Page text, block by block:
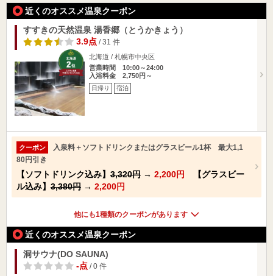
近くのオススメ温泉クーポン
すすきの天然温泉 湯香郷（とうかきょう）
3.9点/ 31 件
北海道 / 札幌市中央区
営業時間 10:00～24:00
入浴料金 2,750円～
日帰り 宿泊
クーポン
入泉料＋ソフトドリンクまたはグラスビール1杯 最大1,1
80円引き
【ソフトドリンク込み】 3,320円 → 2,200円
【グラスビー
ル込み】 3,380円 → 2,200円
他にも1種類のクーポンがあります
近くのオススメ温泉クーポン
洞サウナ(DO SAUNA)
-点/ 0 件